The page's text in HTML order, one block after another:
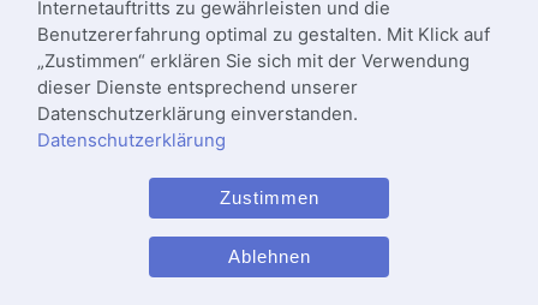
Klinik ist zertifiziert nach
Letzte Änderung: 14.05.2025
Internetauftritts zu gewährleisten und die
Benutzererfahrung optimal zu gestalten. Mit Klick auf
„Zustimmen“ erklären Sie sich mit der Verwendung
dieser Dienste entsprechend unserer
Datenschutzerklärung einverstanden.
Datenschutzerklärung
Zustimmen
Ablehnen